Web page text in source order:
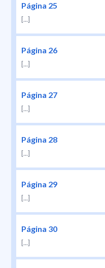
Página 25
[...]
Página 26
[...]
Página 27
[...]
Página 28
[...]
Página 29
[...]
Página 30
[...]